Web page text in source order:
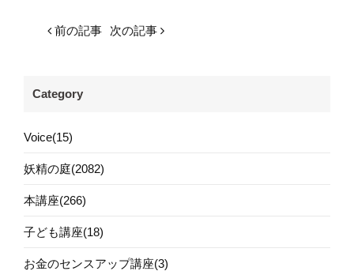
前の記事 次の記事
Category
Voice(15)
妖精の庭(2082)
本講座(266)
子ども講座(18)
お金のセンスアップ講座(3)